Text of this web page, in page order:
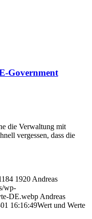
Government
die Verwaltung mit
vergessen, dass die
1920 Andreas
wp-
DE.webp Andreas
16:16:49Wert und Werte